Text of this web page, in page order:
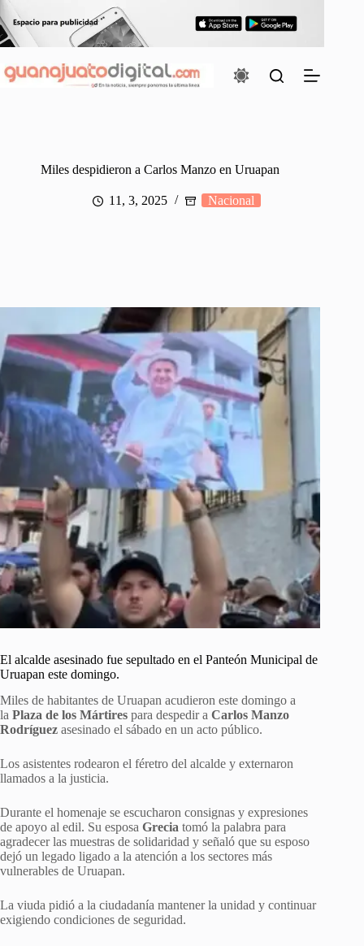
al
contenido
Miles despidieron a Carlos Manzo en Uruapan
11, 3, 2025 Nacional
El alcalde asesinado fue sepultado en el Panteón Municipal de
Uruapan este domingo.
Miles de habitantes de Uruapan acudieron este domingo a
la Plaza de los Mártires para despedir a Carlos Manzo
Rodríguez asesinado el sábado en un acto público.
Los asistentes rodearon el féretro del alcalde y externaron
llamados a la justicia.
Durante el homenaje se escucharon consignas y expresiones
de apoyo al edil. Su esposa Grecia tomó la palabra para
agradecer las muestras de solidaridad y señaló que su esposo
dejó un legado ligado a la atención a los sectores más
vulnerables de Uruapan.
La viuda pidió a la ciudadanía mantener la unidad y continuar
exigiendo condiciones de seguridad.